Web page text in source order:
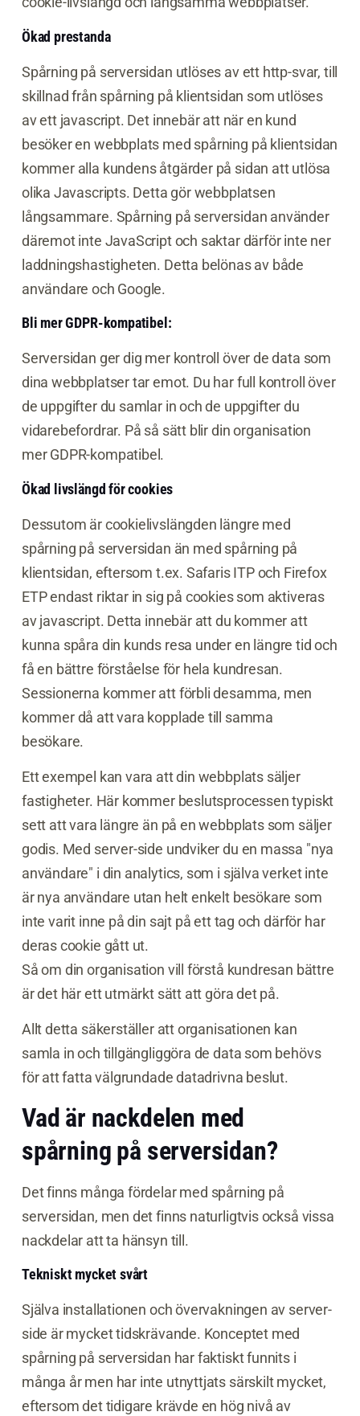
Ökad prestanda
Spårning på serversidan utlöses av ett http-svar, till
skillnad från spårning på klientsidan som utlöses
av ett javascript. Det innebär att när en kund
besöker en webbplats med spårning på klientsidan
kommer alla kundens åtgärder på sidan att utlösa
olika Javascripts. Detta gör webbplatsen
långsammare. Spårning på serversidan använder
däremot inte JavaScript och saktar därför inte ner
laddningshastigheten. Detta belönas av både
användare och Google.
Bli mer GDPR-kompatibel:
Serversidan ger dig mer kontroll över de data som
dina webbplatser tar emot. Du har full kontroll över
de uppgifter du samlar in och de uppgifter du
vidarebefordrar. På så sätt blir din organisation
mer GDPR-kompatibel.
Ökad livslängd för cookies
Dessutom är cookielivslängden längre med
spårning på serversidan än med spårning på
klientsidan, eftersom t.ex. Safaris ITP och Firefox
ETP endast riktar in sig på cookies som aktiveras
av javascript. Detta innebär att du kommer att
kunna spåra din kunds resa under en längre tid och
få en bättre förståelse för hela kundresan.
Sessionerna kommer att förbli desamma, men
kommer då att vara kopplade till samma
besökare.
Ett exempel kan vara att din webbplats säljer
fastigheter. Här kommer beslutsprocessen typiskt
sett att vara längre än på en webbplats som säljer
godis. Med server-side undviker du en massa "nya
användare" i din analytics, som i själva verket inte
är nya användare utan helt enkelt besökare som
inte varit inne på din sajt på ett tag och därför har
deras cookie gått ut.
Så om din organisation vill förstå kundresan bättre
är det här ett utmärkt sätt att göra det på.
Allt detta säkerställer att organisationen kan
samla in och tillgängliggöra de data som behövs
för att fatta välgrundade datadrivna beslut.
Vad är nackdelen med
spårning på serversidan?
Det finns många fördelar med spårning på
serversidan, men det finns naturligtvis också vissa
nackdelar att ta hänsyn till.
Tekniskt mycket svårt
Själva installationen och övervakningen av server-
side är mycket tidskrävande. Konceptet med
spårning på serversidan har faktiskt funnits i
många år men har inte utnyttjats särskilt mycket,
eftersom det tidigare krävde en hög nivå av